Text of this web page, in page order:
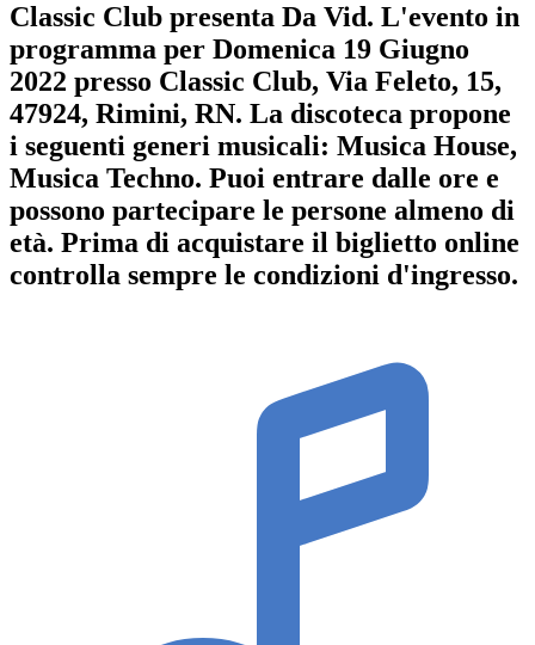
Classic Club presenta Da Vid. L'evento in
programma per Domenica 19 Giugno
2022 presso Classic Club, Via Feleto, 15,
47924, Rimini, RN. La discoteca propone
i seguenti generi musicali: Musica House,
Musica Techno. Puoi entrare dalle ore e
possono partecipare le persone almeno di
età. Prima di acquistare il biglietto online
controlla sempre le condizioni d'ingresso.